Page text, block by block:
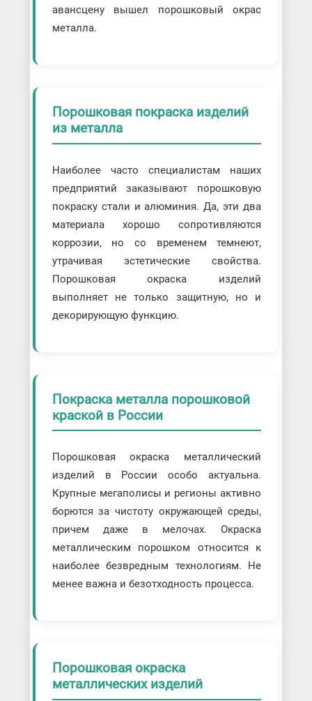
Покраска электростатическим
распылением
Ручная покраска металла
авансцену вышел порошковый окрас
металла.
Порошковая покраска изделий
из металла
Наиболее часто специалистам наших
предприятий заказывают порошковую
покраску стали и алюминия. Да, эти два
материала хорошо сопротивляются
коррозии, но со временем темнеют,
утрачивая эстетические свойства.
Порошковая окраска изделий
выполняет не только защитную, но и
декорирующую функцию.
Покраска металла порошковой
краской в России
Порошковая окраска металлический
изделий в России особо актуальна.
Крупные мегаполисы и регионы активно
борются за чистоту окружающей среды,
причем даже в мелочах. Окраска
металлическим порошком относится к
наиболее безвредным технологиям. Не
менее важна и безотходность процесса.
Порошковая окраска
металлических изделий